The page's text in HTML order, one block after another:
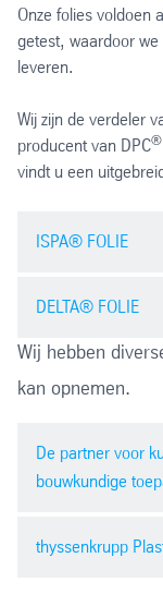
Onze folies voldoen
getest, waardoor
leveren.
Wij zijn de verdeler
producent van DPC®
vindt u een
ISPA® FOLIE
Brochure
DELTA® FOLIE
Wij hebben
kan opnemen.
De partner voor
bouwkundige
thyssenkrupp